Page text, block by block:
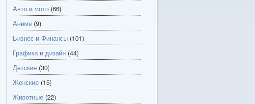
Авто и мото (66)
Аниме (9)
Бизнес и Финансы (101)
Графика и дизайн (44)
Детские (30)
Женские (15)
Животные (22)